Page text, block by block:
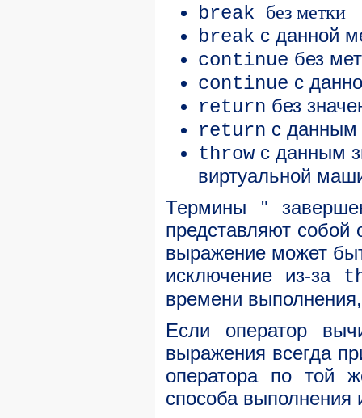
break без метки
break с данной
continue без
continue с
return без
return с данным
throw с данным
виртуальной
Термины "
представляют
выражение может
исключение из-за
времени
Если оператор
выражения всегда
оператора по той
способа выполнения